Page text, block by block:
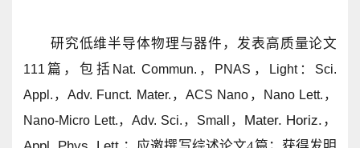
研究低维半导体物理与器件，发表高质量论文
111 篇，包括 Nat. Commun.， PNAS，Light：Sci.
Appl.，Adv. Funct. Mater. ，ACS Nano，Nano Lett.，
Nano-Micro Lett.，Adv. Sci.，Small， Mater. Horiz.，